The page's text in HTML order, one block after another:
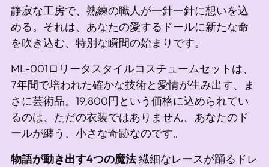
追
加
し
い
ま
す
静寂な工房で、熟練の職人が一針一針に想いを込
める。それは、あなたの愛するドールに新たな命
を吹き込む、特別な瞬間の始まりです。
ML-001ロリータスタイルコスチュームセットは、
7年間で培われた確かな技術と愛情が生み出す、ま
さに芸術品。19,800円という価格に込められてい
るのは、ただの衣装ではありません。あなたのド
ールが纏う、小さな奇跡なのです。
物語が動き出す4つの魔法繊細なレースが踊るドレ